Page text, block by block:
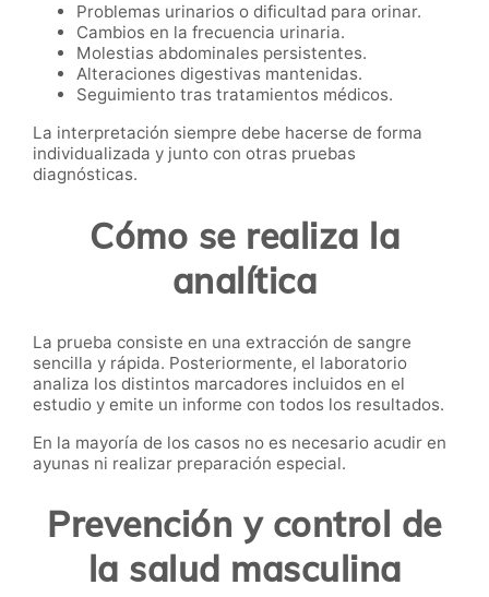
Problemas urinarios o dificultad para orinar.
Cambios en la frecuencia urinaria.
Molestias abdominales persistentes.
Alteraciones digestivas mantenidas.
Seguimiento tras tratamientos médicos.
La interpretación siempre debe hacerse de forma
individualizada y junto con otras pruebas
diagnósticas.
Cómo se realiza la
analítica
La prueba consiste en una extracción de sangre
sencilla y rápida. Posteriormente, el laboratorio
analiza los distintos marcadores incluidos en el
estudio y emite un informe con todos los resultados.
En la mayoría de los casos no es necesario acudir en
ayunas ni realizar preparación especial.
Prevención y control de
la salud masculina